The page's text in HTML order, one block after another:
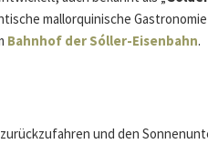
mallorquinische
Bahnhof der Sóller-Eisenbahn.
zurückzufahren und den